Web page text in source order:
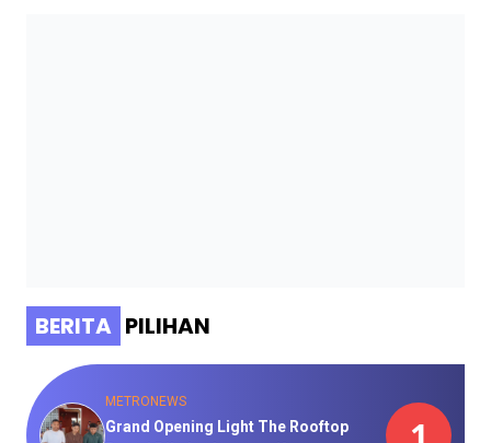
BERITA PILIHAN
METRONEWS
Grand Opening Light The Rooftop